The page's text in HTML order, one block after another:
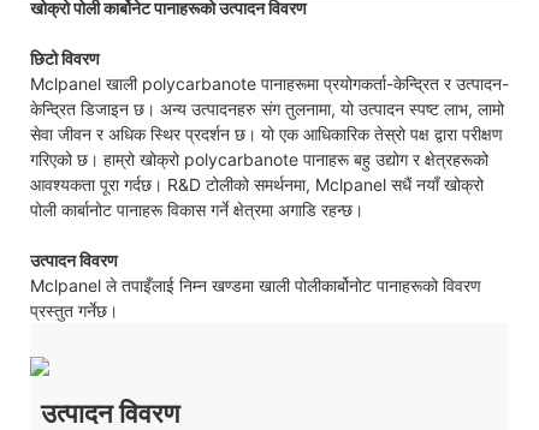
खोक्रो पोली कार्बोनेट पानाहरूको उत्पादन विवरण
छिटो विवरण
Mclpanel खाली polycarbanote पानाहरूमा प्रयोगकर्ता-केन्द्रित र उत्पादन-
केन्द्रित डिजाइन छ। अन्य उत्पादनहरु संग तुलनामा, यो उत्पादन स्पष्ट लाभ, लामो
सेवा जीवन र अधिक स्थिर प्रदर्शन छ। यो एक आधिकारिक तेस्रो पक्ष द्वारा परीक्षण
गरिएको छ। हाम्रो खोक्रो polycarbanote पानाहरू बहु उद्योग र क्षेत्रहरूको
आवश्यकता पूरा गर्दछ। R&D टोलीको समर्थनमा, Mclpanel सधैं नयाँ खोक्रो
पोली कार्बानोट पानाहरू विकास गर्ने क्षेत्रमा अगाडि रहन्छ।
उत्पादन विवरण
Mclpanel ले तपाइँलाई निम्न खण्डमा खाली पोलीकार्बोनोट पानाहरूको विवरण
प्रस्तुत गर्नेछ।
उत्पादन विवरण